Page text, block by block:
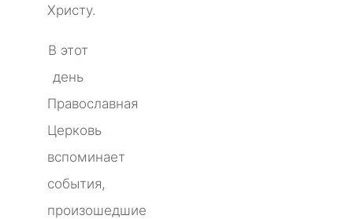
Христу.
В этот
день
Православная
Церковь
вспоминает
события,
произошедшие